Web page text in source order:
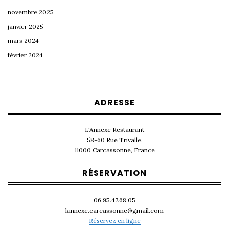
novembre 2025
janvier 2025
mars 2024
février 2024
ADRESSE
L'Annexe Restaurant
58-60 Rue Trivalle,
11000 Carcassonne, France
RÉSERVATION
06.95.47.68.05
lannexe.carcassonne@gmail.com
Réservez en ligne